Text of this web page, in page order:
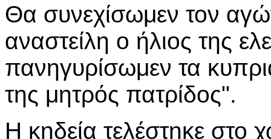
Θα συνεχίσωμεν τον
αναστείλη ο ήλιος της
πανηγυρίσωμεν τα
της μητρός πατρίδος".
Η κηδεία τελέστηκε στο